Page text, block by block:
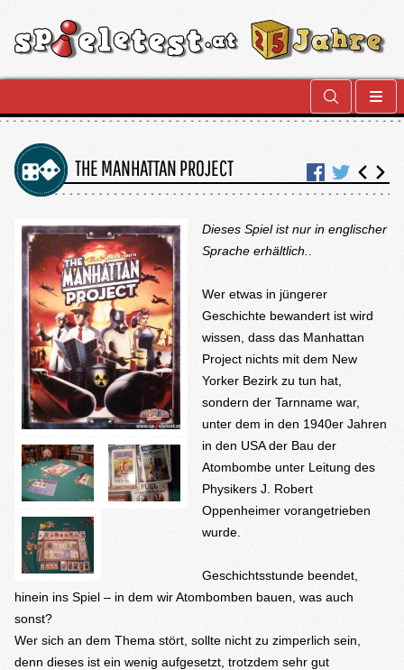
THE MANHATTAN PROJECT
Dieses Spiel ist nur in englischer
Sprache erhältlich.
Wer etwas in jüngerer
Geschichte bewandert ist wird
wissen, dass das Manhattan
Project nichts mit dem New
Yorker Bezirk zu tun hat,
sondern der Tarnname war,
unter dem in den 1940er Jahren
in den USA der Bau der
Atombombe unter Leitung des
Physikers J. Robert
Oppenheimer vorangetrieben
wurde.
Geschichtsstunde beendet,
hinein ins Spiel – in dem wir Atombomben bauen, was auch
sonst?
Wer sich an dem Thema stört, sollte nicht zu zimperlich sein,
denn dieses ist ein wenig aufgesetzt, trotzdem sehr gut